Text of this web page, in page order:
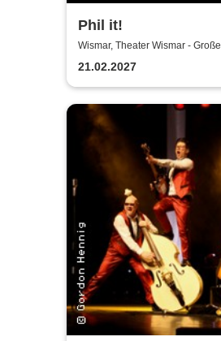
Phil it!
Wismar, Theater Wismar -
21.02.2027